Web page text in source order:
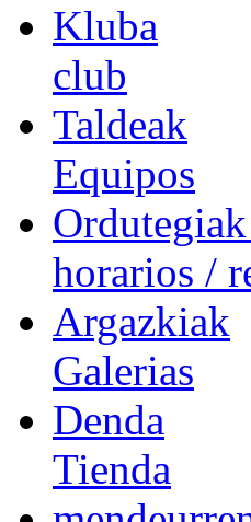
Kluba
club
Taldeak
Equipos
horarios /
Argazkiak
Galerias
Denda
Tienda